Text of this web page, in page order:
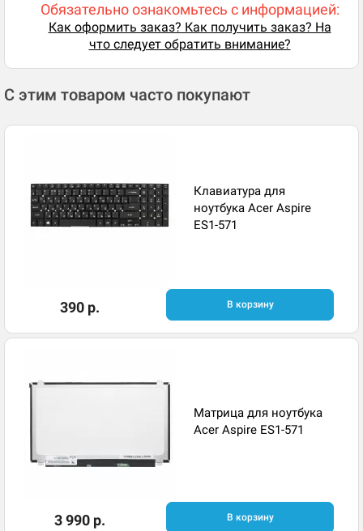
Обязательно ознакомьтесь с информацией:
Как оформить заказ? Как получить заказ? На
что следует обратить внимание?
С этим товаром часто покупают
Клавиатура для
ноутбука Acer Aspire
ES1-571
390 р. В корзину
Матрица для ноутбука
Acer Aspire ES1-571
3 990 р. В корзину